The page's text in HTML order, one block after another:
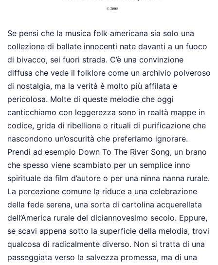
Se pensi che la musica folk americana sia solo una
collezione di ballate innocenti nate davanti a un fuoco
di bivacco, sei fuori strada. C’è una convinzione
diffusa che vede il folklore come un archivio polveroso
di nostalgia, ma la verità è molto più affilata e
pericolosa. Molte di queste melodie che oggi
canticchiamo con leggerezza sono in realtà mappe in
codice, grida di ribellione o rituali di purificazione che
nascondono un’oscurità che preferiamo ignorare.
Prendi ad esempio Down To The River Song, un brano
che spesso viene scambiato per un semplice inno
spirituale da film d’autore o per una ninna nanna rurale.
La percezione comune la riduce a una celebrazione
della fede serena, una sorta di cartolina acquerellata
dell’America rurale del diciannovesimo secolo. Eppure,
se scavi appena sotto la superficie della melodia, trovi
qualcosa di radicalmente diverso. Non si tratta di una
passeggiata verso la salvezza promessa, ma di una